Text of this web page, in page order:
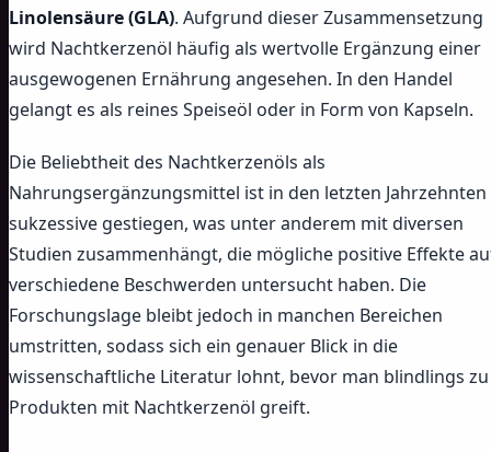
Linolensäure (GLA). Aufgrund dieser Zusammensetzung
wird Nachtkerzenöl häufig als wertvolle Ergänzung einer
ausgewogenen Ernährung angesehen. In den Handel
gelangt es als reines Speiseöl oder in Form von Kapseln.
Die Beliebtheit des Nachtkerzenöls als
Nahrungsergänzungsmittel ist in den letzten Jahrzehnten
sukzessive gestiegen, was unter anderem mit diversen
Studien zusammenhängt, die mögliche positive Effekte
verschiedene Beschwerden untersucht haben. Die
Forschungslage bleibt jedoch in manchen Bereichen
umstritten, sodass sich ein genauer Blick in die
wissenschaftliche Literatur lohnt, bevor man blindlings zu
Produkten mit Nachtkerzenöl greift.